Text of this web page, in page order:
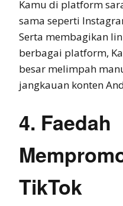
Kamu di platform
sama seperti
Serta membagikan
berbagai platform,
besar melimpah
jangkauan konten
4. Faedah
TikTok